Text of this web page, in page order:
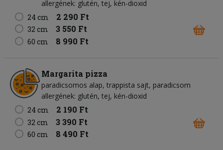
allergének: glutén, tej, kén-dioxid
24 cm
2 290 Ft
32 cm 3 550 Ft
60 cm 8 990 Ft
Margarita pizza
paradicsomos alap trappista sajt paradicsom
allergének: glutén, tej, kén-dioxid
24 cm
2 190 Ft
32 cm 3 390 Ft
60 cm 8 490 Ft